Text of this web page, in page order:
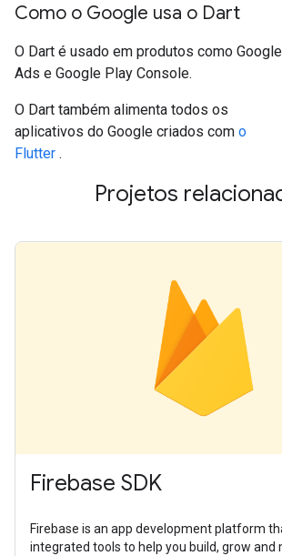
Como o Google usa o Dart
O Dart é usado em produtos como Google
Ads e Google Play Console.
O Dart também alimenta todos os
aplicativos do Google criados com o
Flutter .
Projetos
Firebase SDK
Firebase is an app development platform
integrated tools to help you build, grow and